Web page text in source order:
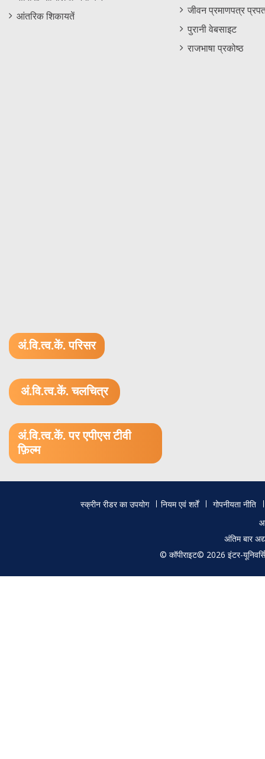
आंतरिक शिकायतें
जीवन प्रमाणपत्र
पुरानी वेबसाइट
राजभाषा प्रकोष्ठ
अं.वि.त्व.कें. परिसर
अं.वि.त्व.कें. चलचित्र
अं.वि.त्व.कें. पर एपीएस टीवी
फ़िल्म
स्क्रीन रीडर का उपयोग नियम एवं शर्तें
गोपनीयता नीति
अंतिम बार
© कॉपीराइट© 2026 इंटर-